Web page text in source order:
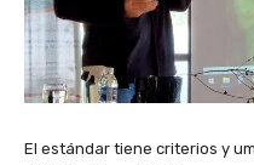
El estándar tiene criterios y